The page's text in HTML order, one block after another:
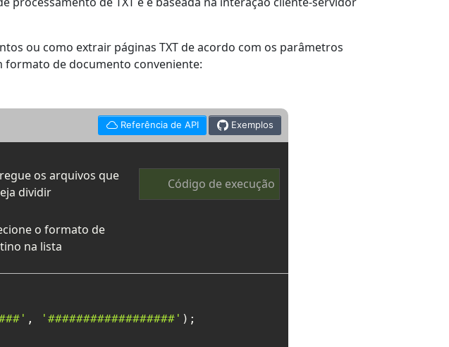
ou como extrair páginas TXT de acordo com os parâmetros
formato de documento conveniente:
Referência de API Exemplos
os arquivos que
dividir
Código de execução
o formato de
na lista
, '##################' );